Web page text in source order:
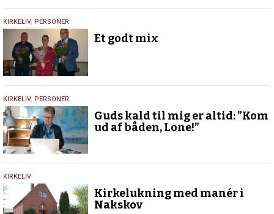
2.
oktober
2019
KIRKELIV, PERSONER
Et godt mix
21.
maj
2019
KIRKELIV, PERSONER
Guds kald til mig er altid: ”Kom
ud af båden, Lone!”
1.
maj
2019
KIRKELIV
Kirkelukning med manér i
Nakskov